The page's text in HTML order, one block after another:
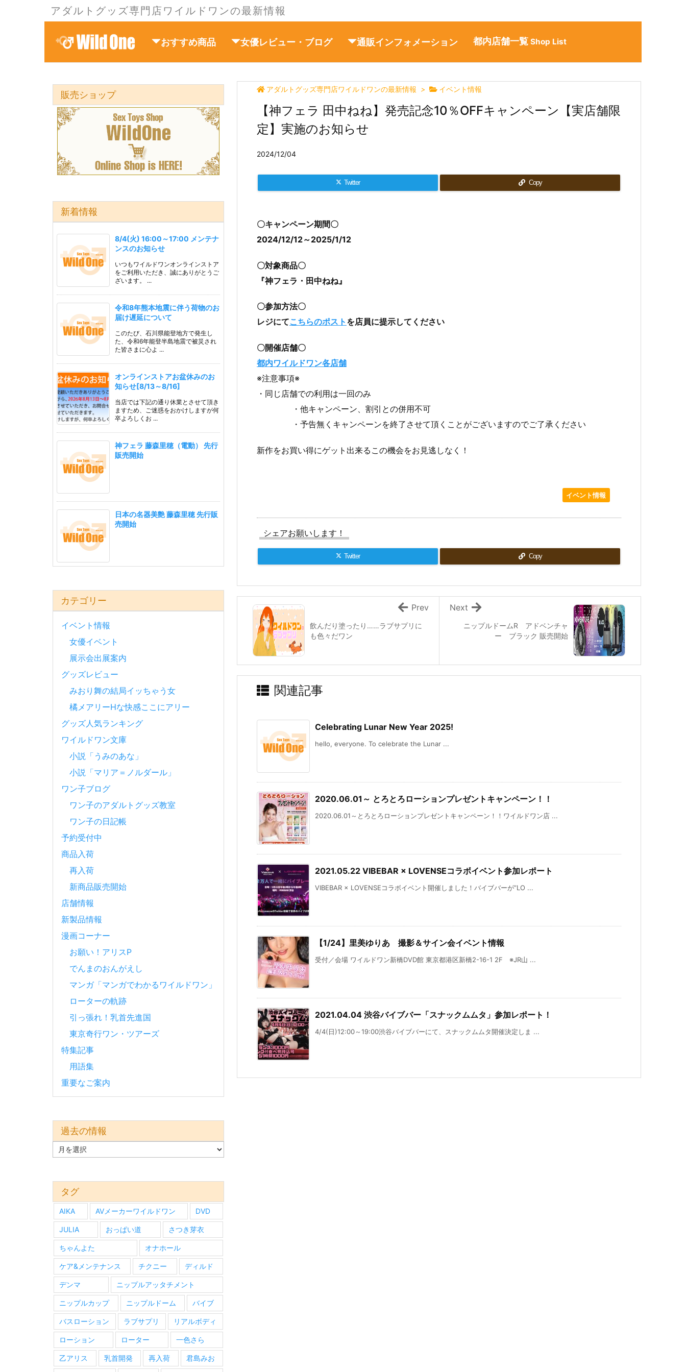
アダルトグッズ専門店ワイルドワンの最新情報
おすすめ商品 女優レビュー・ブログ 通販インフォメーション 都内店舗一覧 Shop List
アダルトグッズ専門店ワイルドワンの最新情報 > イベント情報
【神フェラ 田中ねね】発売記念10％OFFキャンペーン【実店舗限
定】実施のお知らせ
2024/12/04
Twitter Copy
〇キャンペーン期間〇
2024/12/12～2025/1/12
〇対象商品〇
『神フェラ・田中ねね』
〇参加方法〇
レジにてこちらのポスト を店員に提示してください
〇開催店舗〇
都内ワイルドワン各店舗
※注意事項※
・同じ店舗での利用は一回のみ
・他キャンペーン、割引との併用不可
・予告無くキャンペーンを終了させて頂くことがございますのでご了承ください
新作をお買い得にゲット出来るこの機会をお見逃しなく！
イベント情報
シェアお願いします！
Twitter Copy
ニップルドームR アドベンチャ
ー ブラック 販売開始
Next
飲んだり塗ったり……ラブサプリに
も色々だワン
Prev
関連記事
Celebrating Lunar New Year 2025!
hello, everyone. To celebrate the Lunar ...
2020.06.01～ とろとろローションプレゼントキャンペーン！！
2020.06.01～とろとろローションプレゼントキャンペーン！！ワイルドワン店 ...
2021.05.22 VIBEBAR × LOVENSEコラボイベント参加レポート
VIBEBAR × LOVENSEコラボイベント開催しました！バイブバーが”LO ...
【1/24】里美ゆりあ 撮影＆サイン会イベント情報
受付／会場 ワイルドワン新橋DVD館 東京都港区新橋2-16-1 2F ※JR山 ...
2021.04.04 渋谷バイブバー「スナックムムタ」参加レポート！
4/4(日)12:00～19:00渋谷バイブバーにて、スナックムムタ開催決定しま ...
販売ショップ
新着情報
8/4(火) 16:00～17:00 メンテナ
ンスのお知らせ
いつもワイルドワンオンラインストア
をご利用いただき、誠にありがとうご
ざいます。 ...
令和8年熊本地震に伴う荷物のお
届け遅延について
このたび、石川県能登地方で発生し
た、令和6年能登半島地震で被災され
た皆さまに心よ ...
オンラインストアお盆休みのお
知らせ[8/13～8/16]
当店では下記の通り休業とさせて頂き
ますため、ご迷惑をおかけしますが何
卒よろしくお ...
神フェラ 藤森里穂（電動） 先行
販売開始
日本の名器美艶 藤森里穂 先行販
売開始
カテゴリー
イベント情報
女優イベント
展示会出展案内
グッズレビュー
みおり舞の結局イッちゃう女
橘メアリーHな快感ここにアリー
グッズ人気ランキング
ワイルドワン文庫
小説「うみのあな」
小説「マリア＝ノルダール」
ワン子ブログ
ワン子のアダルトグッズ教室
ワン子の日記帳
予約受付中
商品入荷
再入荷
新商品販売開始
店舗情報
新製品情報
漫画コーナー
お願い！アリスP
でんまのおんがえし
マンガ「マンガでわかるワイルドワン」
ローターの軌跡
引っ張れ！乳首先進国
東京奇行ワン・ツアーズ
特集記事
用語集
重要なご案内
過去の情報
去
タグ
AIKA AVメーカーワイルドワン DVD
JULIA おっぱい道 さつき芽衣
ちゃんよた オナホール
ケア&メンテナンス チクニー ディルド
デンマ ニップルアッタチメント
ニップルカップ ニップルドーム バイブ
バスローション ラブサプリ リアルボディ
ローション ローター 一色さら
乙アリス 乳首開発 再入荷 君島みお